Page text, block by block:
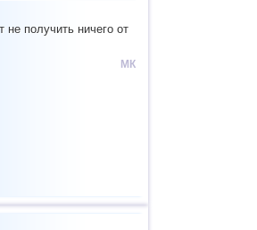
(юг)
2
получить ничего от
МК